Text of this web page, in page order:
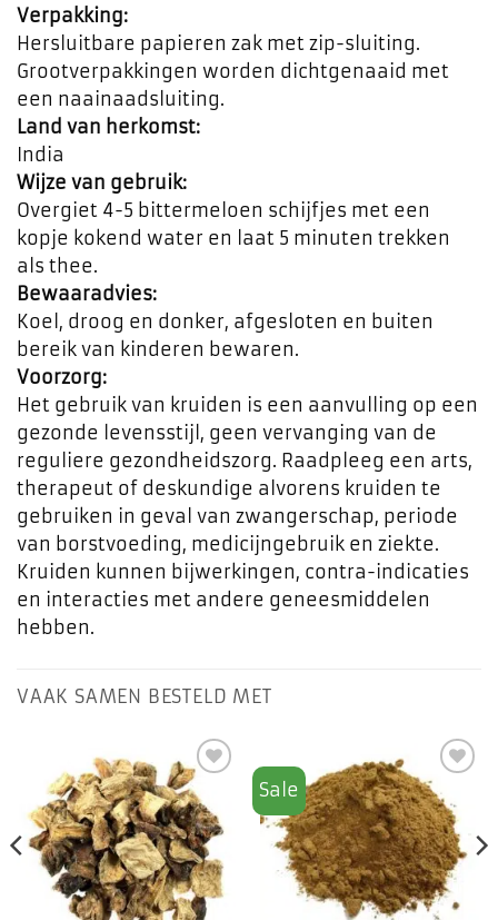
Verpakking:
Hersluitbare papieren zak met zip-sluiting.
Grootverpakkingen worden dichtgenaaid met
een naainaadsluiting.
Land van herkomst:
India
Wijze van gebruik:
Overgiet 4-5 bittermeloen schijfjes met een
kopje kokend water en laat 5 minuten trekken
als thee.
Bewaaradvies:
Koel, droog en donker, afgesloten en buiten
bereik van kinderen bewaren.
Voorzorg:
Het gebruik van kruiden is een aanvulling op een
gezonde levensstijl, geen vervanging van de
reguliere gezondheidszorg. Raadpleeg een arts,
therapeut of deskundige alvorens kruiden te
gebruiken in geval van zwangerschap, periode
van borstvoeding, medicijngebruik en ziekte.
Kruiden kunnen bijwerkingen, contra-indicaties
en interacties met andere geneesmiddelen
hebben.
VAAK SAMEN BESTELD MET
Toevoegen
aan
favorieten
Sale
Toevoegen
aan
favorieten